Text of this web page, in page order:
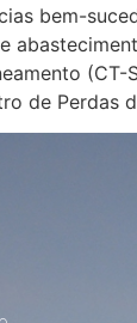
bem-
de Perdas